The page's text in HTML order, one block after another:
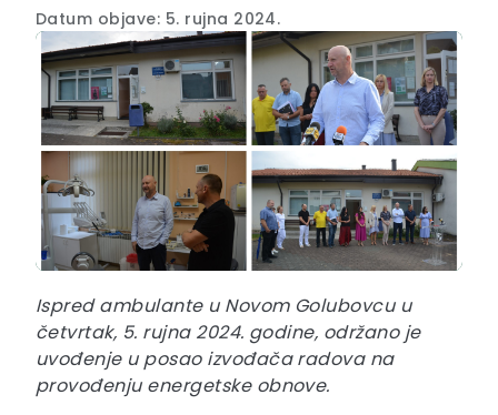
Datum objave: 5. rujna 2024.
Ispred ambulante u Novom Golubovcu u
četvrtak, 5. rujna 2024. godine, održano je
uvođenje u posao izvođača radova na
provođenju energetske obnove.